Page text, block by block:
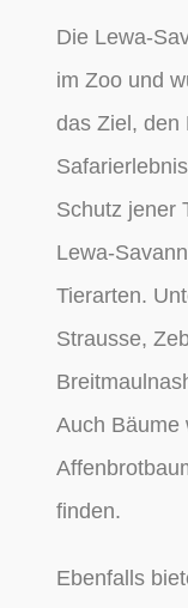
Die Lewa-
im Zoo und
das Ziel, den
Schutz jener
Lewa-
Tierarten.
Strausse,
Auch Bäume
finden.
Ebenfalls